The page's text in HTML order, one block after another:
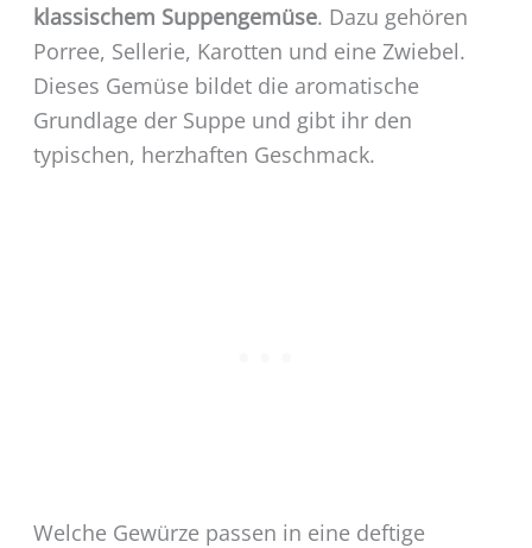
klassischem Suppengemüse. Dazu gehören
Porree, Sellerie, Karotten und eine Zwiebel.
Dieses Gemüse bildet die aromatische
Grundlage der Suppe und gibt ihr den
typischen, herzhaften Geschmack.
Welche Gewürze passen in eine deftige